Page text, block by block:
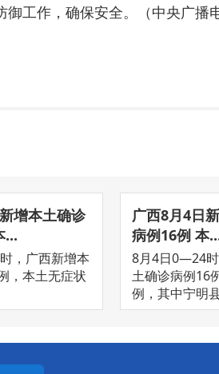
御工作，确保安全。（中央广播
增本土确诊
...
，广西新增本
，本土无症状
广西8月4日
病例16例 本
8月4日0—24
土确诊病例16
例，其中宁明